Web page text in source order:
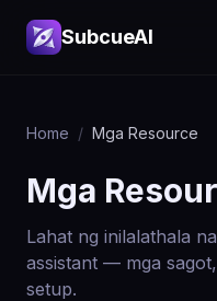
SubcueAI
Home / Mga Resource
Mga
Lahat ng inilalathala
assistant — mga
setup.